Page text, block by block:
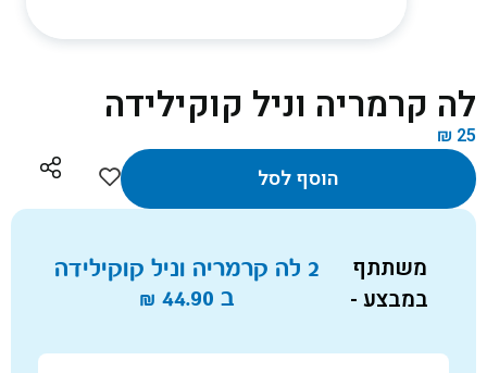
לה קרמריה וניל קוקילידה
₪ 25
הוסף לסל
משתתף
במבצע -
2 לה קרמריה וניל קוקילידה
ב
₪ 44.90